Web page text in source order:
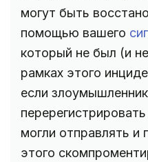
могут быть
помощью вашего
который не был (и
рамках этого
если
могли отправлять и
этого